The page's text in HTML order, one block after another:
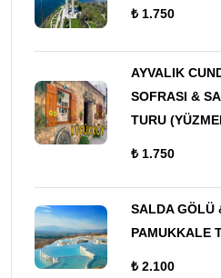
₺ 1.750
AYVALIK
SOFRASI &
TURU
₺ 1.750
SALDA GÖLÜ
PAMUKKALE
₺ 2.100